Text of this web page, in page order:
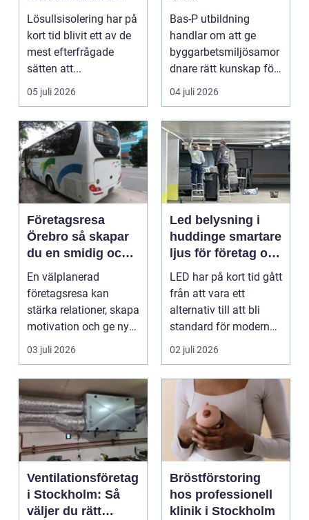
Lösullsisolering har på
kort tid blivit ett av de
mest efterfrågade
sätten att...
05 juli 2026
byggarbetsmiljösa
mordnare?
Bas-P utbildning
handlar om att ge
byggarbetsmiljösamor
dnare rätt kunskap för
att pla...
04 juli 2026
Företagsresa
Örebro så skapar
du en smidig och
minnesvärd resa
för hela teamet
En välplanerad
företagsresa kan
stärka relationer, skapa
motivation och ge ny
energi till både chefe...
03 juli 2026
Led belysning i
huddinge smartare
ljus för företag och
fastigheter
LED har på kort tid gått
från att vara ett
alternativ till att bli
standard för modern
belysning. Fö...
02 juli 2026
Ventilationsföretag
i Stockholm: Så
väljer du rätt
Bröstförstoring
hos professionell
klinik i Stockholm